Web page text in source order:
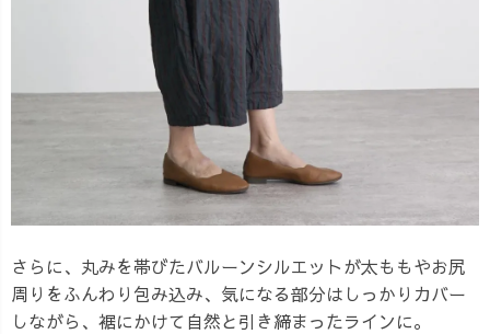
さらに、丸みを帯びたバルーンシルエットが太ももやお尻
周りをふんわり包み込み、気になる部分はしっかりカバー
しながら、裾にかけて自然と引き締まったラインに。